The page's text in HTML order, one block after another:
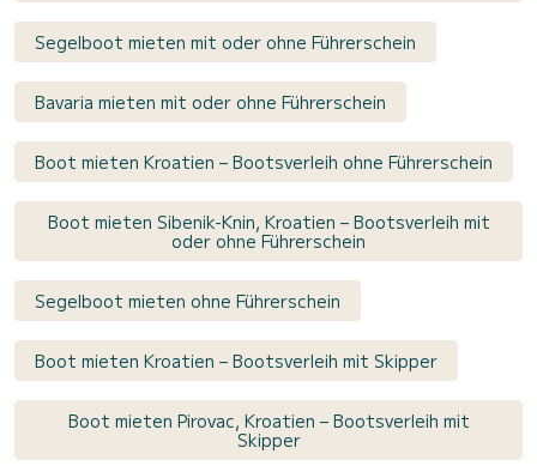
Segelboot mieten mit oder ohne Führerschein
Bavaria mieten mit oder ohne Führerschein
Boot mieten Kroatien – Bootsverleih ohne Führerschein
Boot mieten Sibenik-Knin, Kroatien – Bootsverleih mit
oder ohne Führerschein
Segelboot mieten ohne Führerschein
Boot mieten Kroatien – Bootsverleih mit Skipper
Boot mieten Pirovac, Kroatien – Bootsverleih mit
Skipper